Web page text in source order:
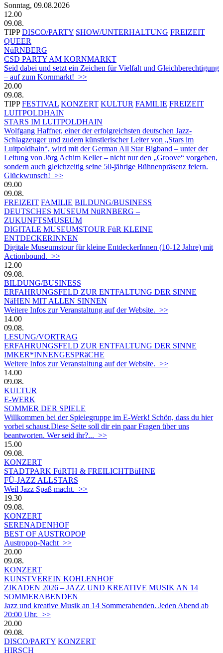
Sonntag, 09.08.2026
12.00
09.08.
TIPP DISCO/PARTY SHOW/UNTERHALTUNG FREIZEIT
QUEER
NüRNBERG
CSD PARTY AM KORNMARKT
Seid dabei und setzt ein Zeichen für Vielfalt und Gleichberechtigung
– auf zum Kornmarkt! >>
20.00
09.08.
TIPP FESTIVAL KONZERT KULTUR FAMILIE FREIZEIT
LUITPOLDHAIN
STARS IM LUITPOLDHAIN
Wolfgang Haffner, einer der erfolgreichsten deutschen Jazz-
Schlagzeuger und zudem künstlerischer Leiter von „Stars im
Luitpoldhain“, wird mit der German All Star Bigband – unter der
Leitung von Jörg Achim Keller – nicht nur den „Groove“ vorgeben,
sondern auch gleichzeitig seine 50-jährige Bühnenpräsenz feiern.
Glückwunsch! >>
09.00
09.08.
FREIZEIT FAMILIE BILDUNG/BUSINESS
DEUTSCHES MUSEUM NüRNBERG –
ZUKUNFTSMUSEUM
DIGITALE MUSEUMSTOUR FüR KLEINE
ENTDECKERINNEN
Digitale Museumstour für kleine EntdeckerInnen (10-12 Jahre) mit
Actionbound. >>
12.00
09.08.
BILDUNG/BUSINESS
ERFAHRUNGSFELD ZUR ENTFALTUNG DER SINNE
NäHEN MIT ALLEN SINNEN
Weitere Infos zur Veranstaltung auf der Website. >>
14.00
09.08.
LESUNG/VORTRAG
ERFAHRUNGSFELD ZUR ENTFALTUNG DER SINNE
IMKER*INNENGESPRäCHE
Weitere Infos zur Veranstaltung auf der Website. >>
14.00
09.08.
KULTUR
E-WERK
SOMMER DER SPIELE
Willkommen bei der Spielegruppe im E-Werk! Schön, dass du hier
vorbei schaust.Diese Seite soll dir ein paar Fragen über uns
beantworten. Wer seid ihr?... >>
15.00
09.08.
KONZERT
STADTPARK FüRTH & FREILICHTBüHNE
FÜ-JAZZ ALLSTARS
Weil Jazz Spaß macht. >>
19.30
09.08.
KONZERT
SERENADENHOF
BEST OF AUSTROPOP
Austropop-Nacht >>
20.00
09.08.
KONZERT
KUNSTVEREIN KOHLENHOF
ZIKADEN 2026 – JAZZ UND KREATIVE MUSIK AN 14
SOMMERABENDEN
Jazz und kreative Musik an 14 Sommerabenden. Jeden Abend ab
20:00 Uhr. >>
20.00
09.08.
DISCO/PARTY KONZERT
HIRSCH